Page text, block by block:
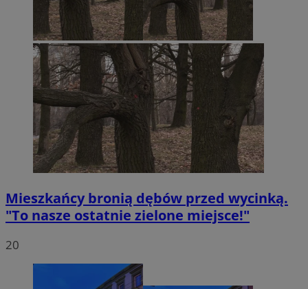
Mieszkańcy bronią dębów przed wycinką.
"To nasze ostatnie zielone miejsce!"
20